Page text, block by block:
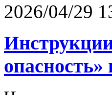
2026/04/29